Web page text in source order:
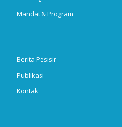
Mandat & Program
Berita Pesisir
Publikasi
Kontak